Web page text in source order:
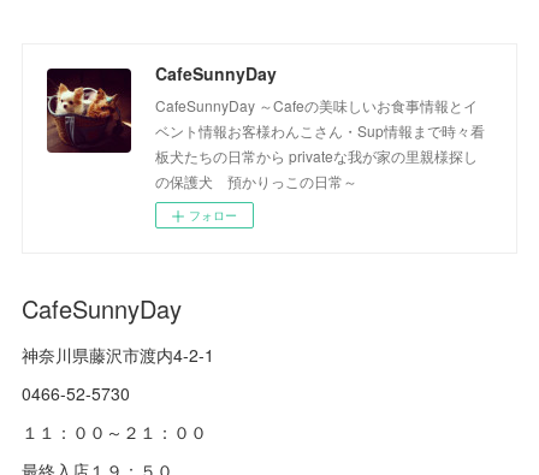
CafeSunnyDay
CafeSunnyDay ～Cafeの美味しいお食事情報とイ
ベント情報お客様わんこさん・Sup情報まで時々看
板犬たちの日常から privateな我が家の里親様探し
の保護犬 預かりっこの日常～
フォロー
CafeSunnyDay
神奈川県藤沢市渡内4-2-1
0466-52-5730
１１：００～２１：００